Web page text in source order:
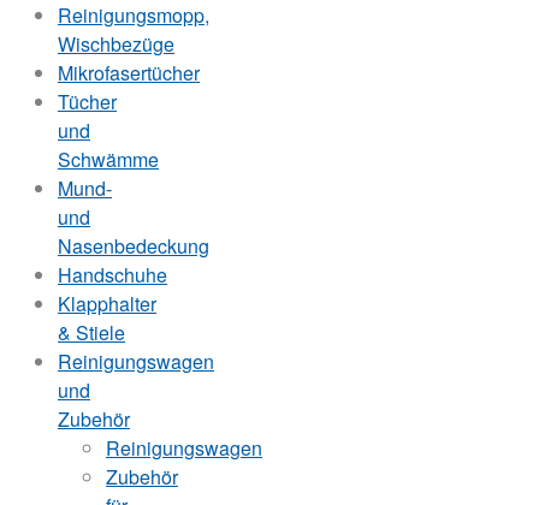
Reinigungsmopp,
Wischbezüge
Mikrofasertücher
Tücher
und
Schwämme
Mund-
und
Nasenbedeckung
Handschuhe
Klapphalter
& Stiele
Reinigungswagen
und
Zubehör
Reinigungswagen
Zubehör